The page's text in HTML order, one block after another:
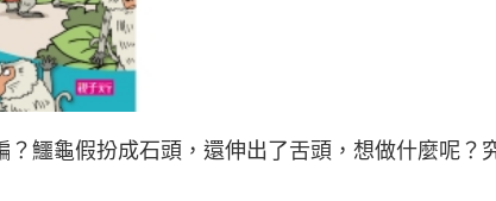
鱷龜假扮成石頭，還伸出了舌頭，想做什麼呢？